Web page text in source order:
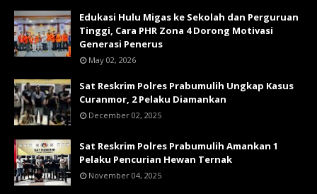
Edukasi Hulu Migas ke Sekolah dan Perguruan
Tinggi, Cara PHR Zona 4 Dorong Motivasi
Generasi Penerus
May 02, 2026
Sat Reskrim Polres Prabumulih Ungkap Kasus
Curanmor, 2 Pelaku Diamankan
December 02, 2025
Sat Reskrim Polres Prabumulih Amankan 1
Pelaku Pencurian Hewan Ternak
November 04, 2025